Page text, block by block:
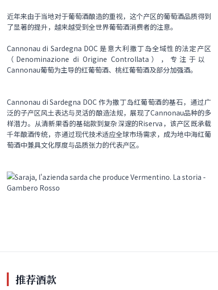
近年来由于当地对于葡萄酒酿造的重视，这个产区的葡萄酒品质得到
了显著的提升，越来越受到全世界葡萄酒消费者的注意。
Cannonau di Sardegna DOC​ 是意大利撒丁岛全域性的法定产区
（Denominazione di Origine Controllata），专注于以 ​
Cannonau葡萄为主导的红葡萄酒、桃红葡萄酒及部分加强酒。
Cannonau di Sardegna DOC​ 作为撒丁岛红葡萄酒的基石，通过广
泛的子产区风土表达与灵活的酿造法规，展现了Cannonau品种的多
样潜力。从清新果香的基础款到复杂深邃的Riserva，该产区既承载
千年酿酒传统，亦通过现代技术适应全球市场需求，成为地中海红葡
萄酒中兼具文化厚度与品质张力的代表产区。
推荐酒款